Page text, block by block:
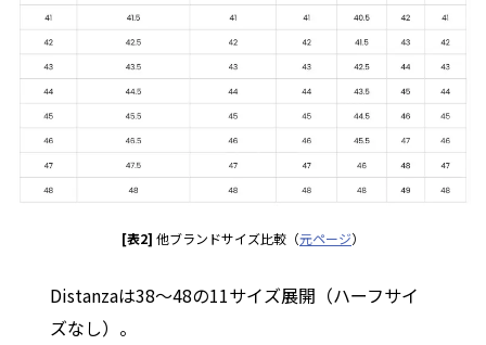
[表2] 他ブランドサイズ比較（元ページ）
Distanzaは38〜48の11サイズ展開（ハーフサイ
ズなし）。